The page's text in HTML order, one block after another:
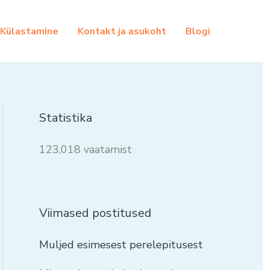
Külastamine Kontakt ja asukoht Blogi
Statistika
123,018 vaatamist
Viimased postitused
Muljed esimesest perelepitusest